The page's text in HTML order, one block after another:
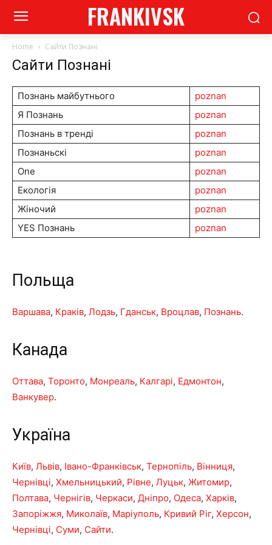
FRANKIVSK
Home Сайти Познані
Сайти Познані
Познань майбутнього
poznan
Я Познань
poznan
Познань в тренді
poznan
Познаньскі
poznan
One
poznan
Екологія
poznan
Жіночий
poznan
YES Познань
poznan
Польща
Варшава, Краків, Лодзь, Гданськ, Вроцлав, Познань.
Канада
Оттава, Торонто, Монреаль, Калгарі, Едмонтон,
Ванкувер.
Україна
Київ, Львів, Івано-Франківськ, Тернопіль, Вінниця,
Чернівці, Хмельницький, Рівне, Луцьк, Житомир,
Полтава, Чернігів, Черкаси, Дніпро, Одеса, Харків,
Запоріжжя, Миколаїв, Маріуполь, Кривий Ріг, Херсон,
Чернівці, Суми, Сайти.